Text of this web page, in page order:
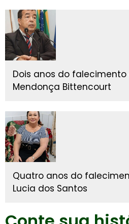
Dois anos do falecimento
Mendonça Bittencourt
Quatro anos do
Lucia dos Santos